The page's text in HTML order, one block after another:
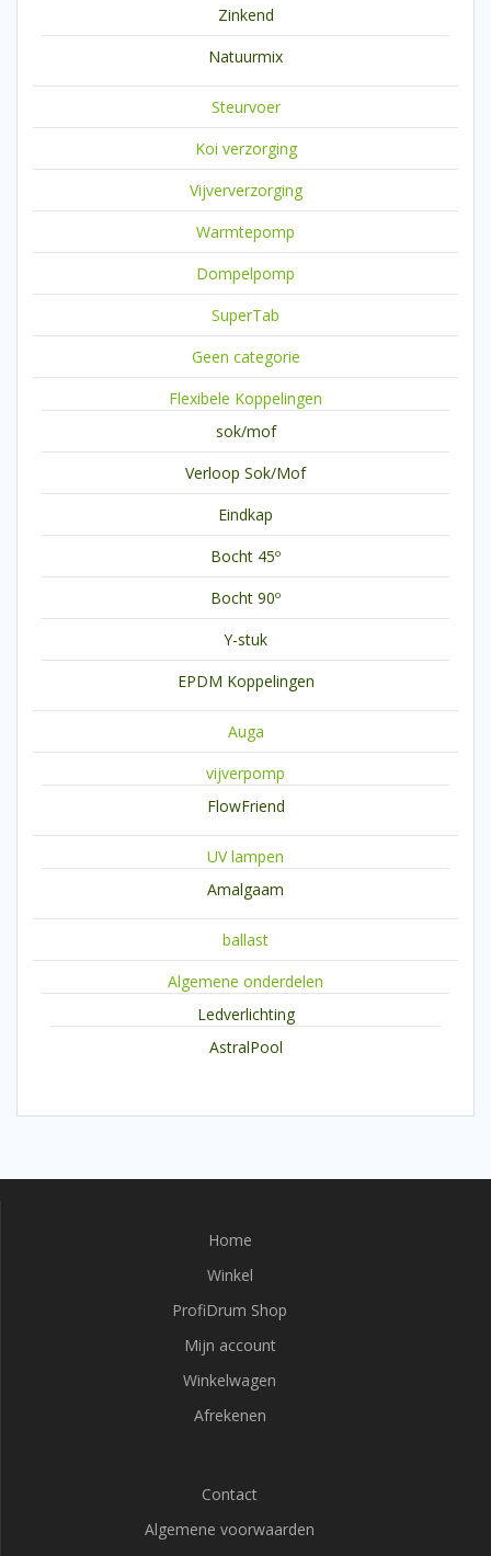
Zinkend
Natuurmix
Steurvoer
Koi verzorging
Vijververzorging
Warmtepomp
Dompelpomp
SuperTab
Geen categorie
Flexibele Koppelingen
sok/mof
Verloop Sok/Mof
Eindkap
Bocht 45º
Bocht 90º
Y-stuk
EPDM Koppelingen
Auga
vijverpomp
FlowFriend
UV lampen
Amalgaam
ballast
Algemene onderdelen
Ledverlichting
AstralPool
Home
Winkel
ProfiDrum Shop
Mijn account
Winkelwagen
Afrekenen
Contact
Algemene voorwaarden